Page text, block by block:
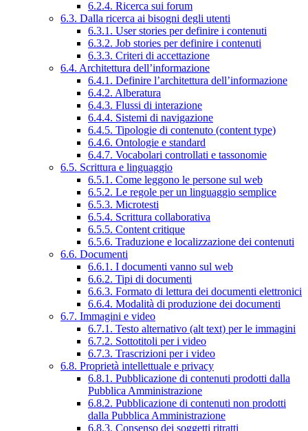
6.2.4. Ricerca sui forum
6.3. Dalla ricerca ai bisogni degli utenti
6.3.1. User stories per definire i contenuti
6.3.2. Job stories per definire i contenuti
6.3.3. Criteri di accettazione
6.4. Architettura dell’informazione
6.4.1. Definire l’architettura dell’informazione
6.4.2. Alberatura
6.4.3. Flussi di interazione
6.4.4. Sistemi di navigazione
6.4.5. Tipologie di contenuto (content type)
6.4.6. Ontologie e standard
6.4.7. Vocabolari controllati e tassonomie
6.5. Scrittura e linguaggio
6.5.1. Come leggono le persone sul web
6.5.2. Le regole per un linguaggio semplice
6.5.3. Microtesti
6.5.4. Scrittura collaborativa
6.5.5. Content critique
6.5.6. Traduzione e localizzazione dei contenuti
6.6. Documenti
6.6.1. I documenti vanno sul web
6.6.2. Tipi di documenti
6.6.3. Formato di lettura dei documenti elettronici
6.6.4. Modalità di produzione dei documenti
6.7. Immagini e video
6.7.1. Testo alternativo (alt text) per le immagini
6.7.2. Sottotitoli per i video
6.7.3. Trascrizioni per i video
6.8. Proprietà intellettuale e privacy
6.8.1. Pubblicazione di contenuti prodotti dalla
Pubblica Amministrazione
6.8.2. Pubblicazione di contenuti non prodotti
dalla Pubblica Amministrazione
6.8.3. Consenso dei soggetti ritratti